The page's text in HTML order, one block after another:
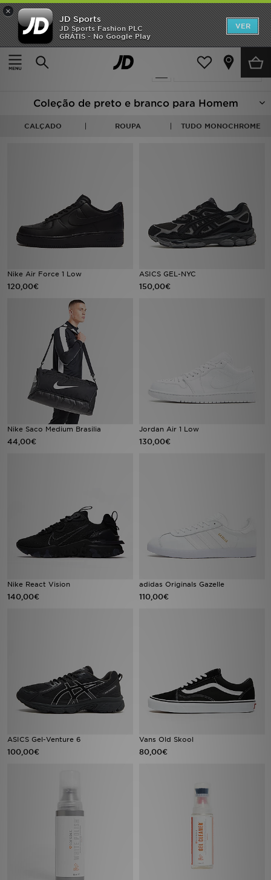
×
JD Sports
JD Sports Fashion PLC
GRÁTIS - No Google Play
VER
Página principal
Homem
Actualizar a pesquisa
27 produtos encontrados
Coleção de preto e branco para Homem
CALÇADO ROUPA TUDO MONOCHROME
Nike Air Force 1 Low
120,00€
ASICS GEL-NYC
150,00€
Nike Saco Medium Brasilia
44,00€
Jordan Air 1 Low
130,00€
Nike React Vision
140,00€
adidas Originals Gazelle
110,00€
ASICS Gel-Venture 6
100,00€
Vans Old Skool
80,00€
INÍCIO
Promoções
HOMEM
MULHER
DESPORTO
FUTEBOL JD
VER MARCAS
LOCALIZADOR DE LOJAS
MENSAGENS
BLOG
SUBSCREVE
ESTADO DO TEU PEDIDO
TRABALHA CONNOSCO
FAQs